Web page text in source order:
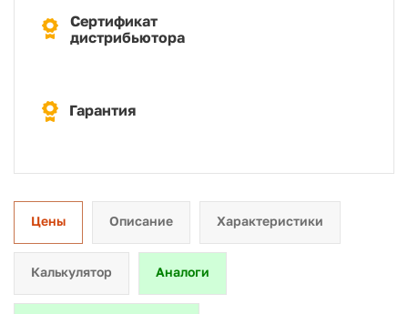
Сертификат
дистрибьютора
Гарантия
Цены Описание Характеристики
Калькулятор Аналоги